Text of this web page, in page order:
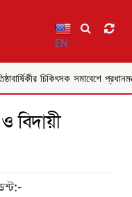
EN
চিকিৎসক সমাবেশে
বিদায়ী